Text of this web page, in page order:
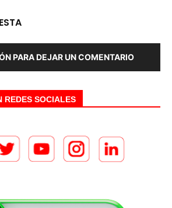
PARA DEJAR UN COMENTARIO
REDES SOCIALES